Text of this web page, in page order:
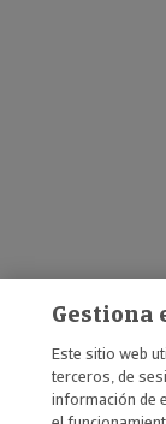
Gestiona
Este sitio web
terceros, de
información de